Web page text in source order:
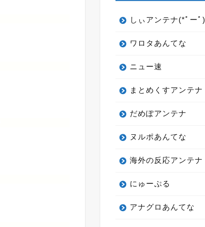
しぃアンテナ(*ﾟーﾟ)
ワロタあんてな
ニュー速
まとめくすアンテナ
だめぽアンテナ
ヌルポあんてな
海外の反応アンテナ
にゅーぷる
アナグロあんてな